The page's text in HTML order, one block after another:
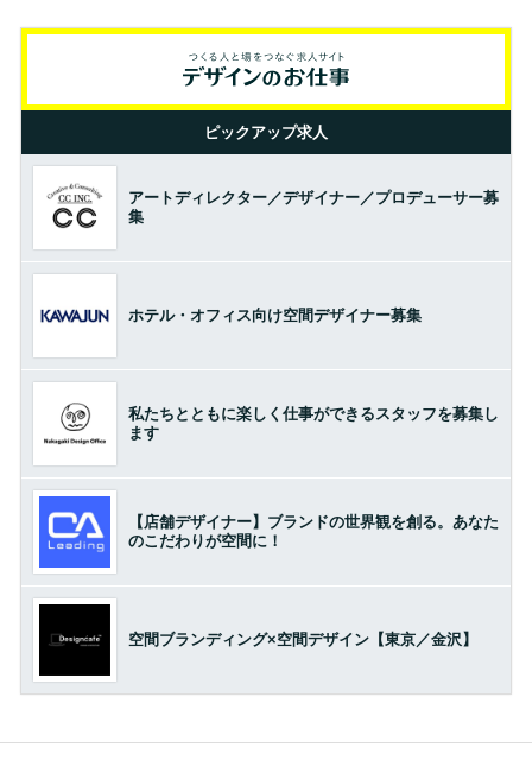
ピックアップ求人
アートディレクター／デザイナー／プロデューサー募
集
ホテル・オフィス向け空間デザイナー募集
私たちとともに楽しく仕事ができるスタッフを募集し
ます
【店舗デザイナー】ブランドの世界観を創る。あなた
のこだわりが空間に！
空間ブランディング×空間デザイン【東京／金沢】